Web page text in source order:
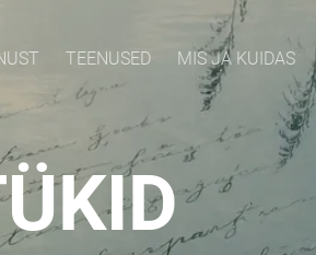
TEENUSED MIS JA KUIDAS